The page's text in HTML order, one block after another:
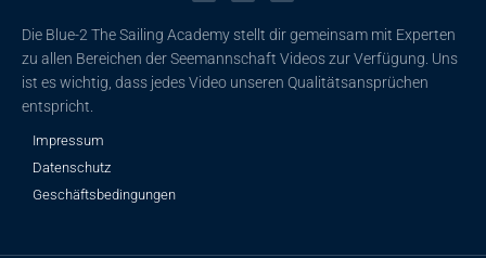
o
-
b
g
m
Die Blue-2 The Sailing Academy stellt dir gemeinsam mit Experten
zu allen Bereichen der Seemannschaft Videos zur Verfügung. Uns
ist es wichtig, dass jedes Video unseren Qualitätsansprüchen
entspricht.
Impressum
Datenschutz
Geschäftsbedingungen